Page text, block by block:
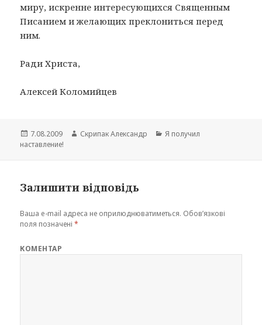
миру, искренне интересующихся Священным
Писанием и желающих преклониться перед
ним.
Ради Христа,
Алексей Коломийцев
Опубліковано
7.08.2009 Автор
Скрипак Александр Категорії
Я получил
наставление!
Залишити відповідь
Ваша e-mail адреса не оприлюднюватиметься. Обов’язкові
поля позначені*
КОМЕНТАР